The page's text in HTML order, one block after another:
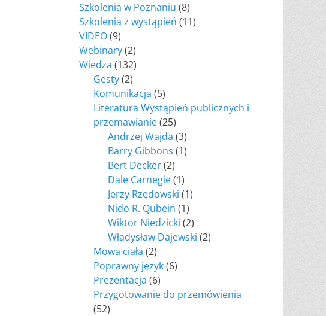
Szkolenia w Poznaniu (8)
Szkolenia z wystąpień (11)
VIDEO(9)
Webinary(2)
Wiedza (132)
Gesty(2)
Komunikacja (5)
Literatura Wystąpień publicznych i
przemawianie(25)
Andrzej Wajda (3)
Barry Gibbons (1)
Bert Decker(2)
Dale Carnegie(1)
Jerzy Rzędowski (1)
Nido R. Qubein (1)
Wiktor Niedzicki (2)
Władysław Dajewski (2)
Mowa ciała (2)
Poprawny język(6)
Prezentacja (6)
Przygotowanie do przemówienia
(52)